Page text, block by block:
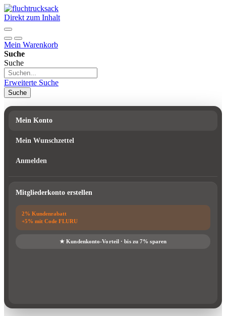
Direkt zum Inhalt
Mein Warenkorb
Suche
Suche
Erweiterte Suche
Suche
Mein Konto
Mein Wunschzettel
Anmelden
Mitgliederkonto erstellen